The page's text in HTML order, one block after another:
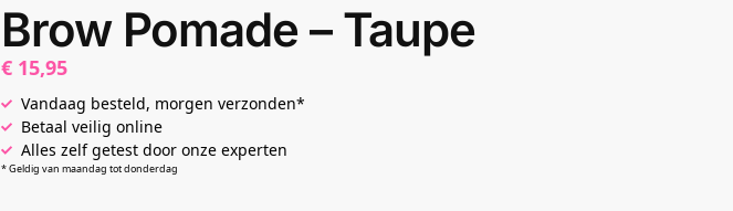
Brow Pomade – Taupe
€ 15,95
Vandaag besteld, morgen verzonden*
Betaal veilig online
Alles zelf getest door onze experten
* Geldig van maandag tot donderdag